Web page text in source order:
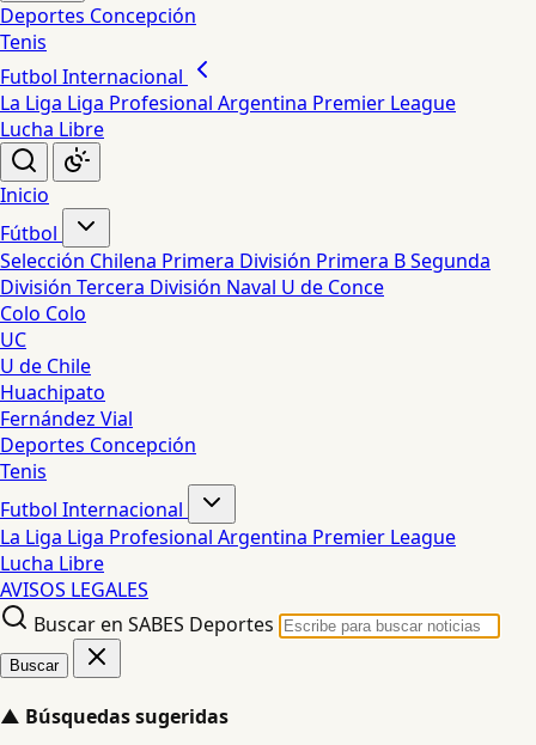
Deportes Concepción
Tenis
Futbol Internacional
La Liga Liga Profesional Argentina Premier League
Lucha Libre
Inicio
Fútbol
Selección Chilena Primera División Primera BSegunda
División Tercera División Naval U de Conce
Colo Colo
UC
U de Chile
Huachipato
Fernández Vial
Deportes Concepción
Tenis
Futbol Internacional
La Liga Liga Profesional Argentina Premier League
Lucha Libre
AVISOS LEGALES
Buscar en SABES Deportes
Buscar
▲ Búsquedas sugeridas